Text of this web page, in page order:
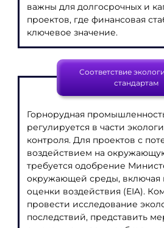
важны для долгосрочных и
проектов, где финансовая
ключевое значение.
Соответствие
стандартам
Горнорудная
регулируется в части
контроля. Для проектов с
воздействием на
требуется одобрение
окружающей среды, включая
оценки воздействия (EIA).
провести исследование
последствий, представить